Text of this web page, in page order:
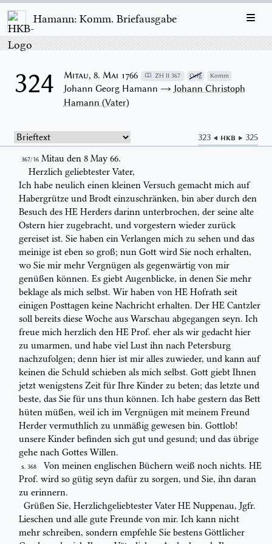
Hamann: Komm. Briefausgabe
324 Mitau, 8. Mai 1766 ZH II 367 Orig Komm
Johann Georg Hamann → Johann Christoph
Hamann (Vater)
323 ◀ HKB ▶ 325
367/16 Mitau den 8 May 66.
Herzlich geliebtester Vater,
Ich habe neulich einen kleinen Versuch gemacht mich auf
Habergrütze und Brodt einzuschränken, bin aber durch den
Besuch des HE Herders darinn unterbrochen, der seine alte
Ostern hier zugebracht, und vorgestern wieder zurück
gereiset ist. Sie haben ein Verlangen mich zu sehen und das
meinige ist eben so groß; nun Gott wird Sie noch erhalten,
wo Sie mir mehr Vergnügen als gegenwärtig von mir
genüßen können. Es giebt Augenblicke, in denen Sie mehr
beklage als mich selbst. Wir haben von HE Hofrath seit
einigen Posttagen keine Nachricht erhalten. Der HE Cantzler
soll bereits diese Woche aus Warschau abgegangen seyn. Ich
freue mich herzlich den HE Prof. eher als wir gedacht hier
zu umarmen, und habe viel Lust ihn nach Petersburg
nachzufolgen; denn hier ist mir alles zuwieder, und kann auf
keinen die Schuld schieben als mich selbst. Gott giebt Ihnen
jetzt wenigstens Zeit für Ihre Kinder zu beten; das letzte und
beste, das Sie für uns thun können. Ich habe gestern das Bett
hüten müßen, weil ich im Vergnügen mit meinem Freund
Herder vermuthlich zu unmäßig gewesen bin. Gottlob!
unsere Kinder befinden sich gut und gesund; und das übrige
gehe nach Gottes Willen.
S. 368
Von meinen englischen Büchern weiß noch nichts. HE
Prof. wird so gütig seyn dafür zu sorgen, und Sie, ihn daran
zu erinnern.
Grüßen Sie, Herzlichgeliebtester Vater HE Nuppenau, Jgfr.
Lieschen und alle gute Freunde von mir. Ich kann nicht
mehr schreiben, sondern empfehle Sie bestens Göttlicher